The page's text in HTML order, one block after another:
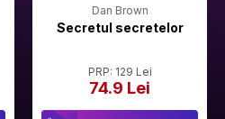
Dan Brown
Secretul secretelor
PRP: 129 Lei
74.9 Lei